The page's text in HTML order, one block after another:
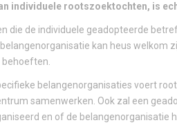
individuele rootszoektochten, is
die de individuele geadopteerde
kan heus welkom
belangenorganisaties voert
samenwerken. Ook zal een
en of de belangenorganisatie